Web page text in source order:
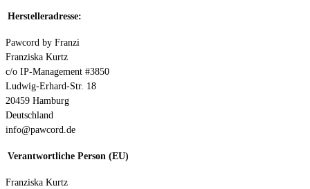
Herstelleradresse:
Pawcord by Franzi
Franziska Kurtz
c/o IP-Management #3850
Ludwig-Erhard-Str. 18
20459 Hamburg
Deutschland
info@pawcord.de
Verantwortliche Person (EU)
Franziska Kurtz